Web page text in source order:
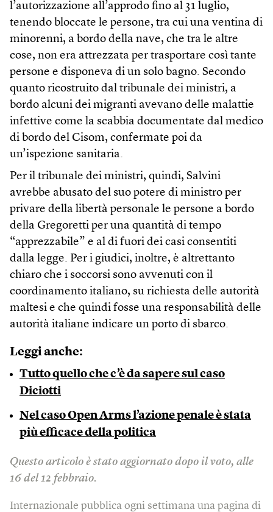
l’autorizzazione all’approdo fino al 31 luglio,
tenendo bloccate le persone, tra cui una ventina di
minorenni, a bordo della nave, che tra le altre
cose, non era attrezzata per trasportare così tante
persone e disponeva di un solo bagno. Secondo
quanto ricostruito dal tribunale dei ministri, a
bordo alcuni dei migranti avevano delle malattie
infettive come la scabbia documentate dal medico
di bordo del Cisom, confermate poi da
un’ispezione sanitaria.
Per il tribunale dei ministri, quindi, Salvini
avrebbe abusato del suo potere di ministro per
privare della libertà personale le persone a bordo
della Gregoretti per una quantità di tempo
“apprezzabile” e al di fuori dei casi consentiti
dalla legge. Per i giudici, inoltre, è altrettanto
chiaro che i soccorsi sono avvenuti con il
coordinamento italiano, su richiesta delle autorità
maltesi e che quindi fosse una responsabilità delle
autorità italiane indicare un porto di sbarco.
Leggi anche:
Tutto quello che c’è da sapere sul caso
Diciotti
Nel caso Open Arms l’azione penale è stata
più efficace della politica
Questo articolo è stato aggiornato dopo il voto, alle
16 del 12 febbraio.
Internazionale pubblica ogni settimana una pagina di